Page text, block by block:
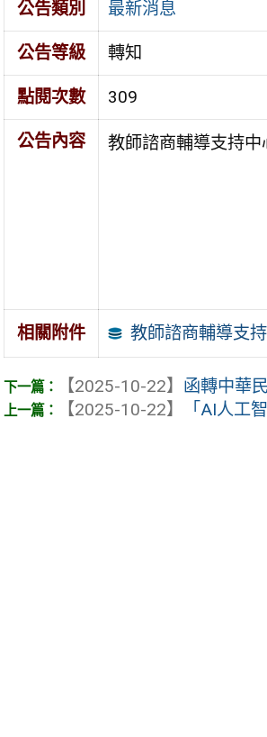
公告類別 最新消息
公告等級 轉知
點閱次數 309
公告內容 教師諮商輔導支持
相關附件 教師諮商輔導支
【2025-10-22】 函轉中華
【2025-10-22】
「AI人工